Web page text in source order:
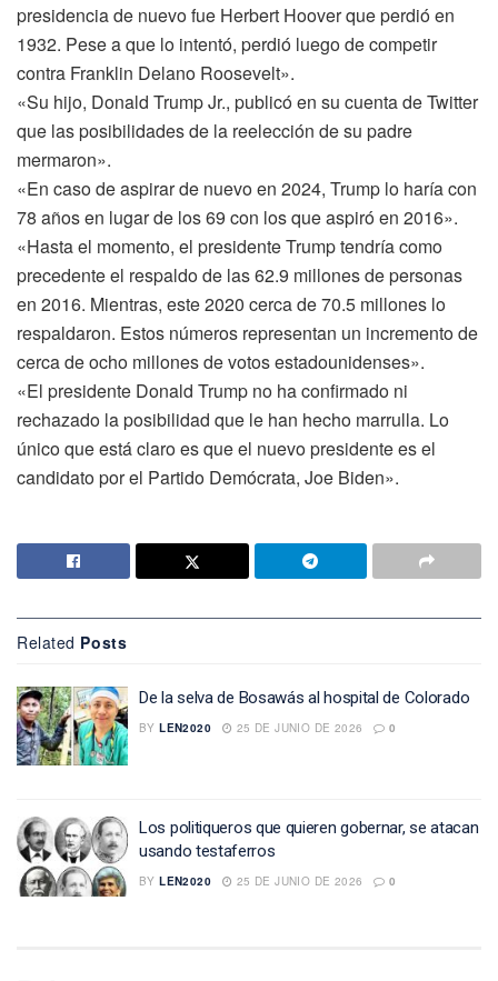
presidencia de nuevo fue Herbert Hoover que perdió en
1932. Pese a que lo intentó, perdió luego de competir
contra Franklin Delano Roosevelt».
«Su hijo, Donald Trump Jr., publicó en su cuenta de Twitter
que las posibilidades de la reelección de su padre
mermaron».
«En caso de aspirar de nuevo en 2024, Trump lo haría con
78 años en lugar de los 69 con los que aspiró en 2016».
«Hasta el momento, el presidente Trump tendría como
precedente el respaldo de las 62.9 millones de personas
en 2016. Mientras, este 2020 cerca de 70.5 millones lo
respaldaron. Estos números representan un incremento de
cerca de ocho millones de votos estadounidenses».
«El presidente Donald Trump no ha confirmado ni
rechazado la posibilidad que le han hecho marrulla. Lo
único que está claro es que el nuevo presidente es el
candidato por el Partido Demócrata, Joe Biden».
Related Posts
De la selva de Bosawás al hospital de Colorado
BY LEN2020 25 DE JUNIO DE 2026 0
Los politiqueros que quieren gobernar, se atacan
usando testaferros
BY LEN2020 25 DE JUNIO DE 2026 0